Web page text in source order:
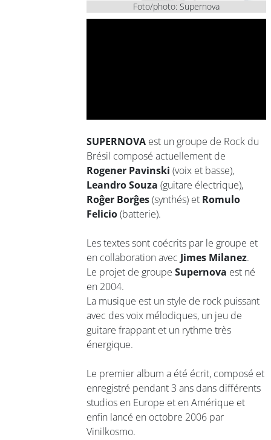
Foto/photo: Supernova
SUPERNOVA est un groupe de Rock du
Brésil composé actuellement de
Rogener Pavinski (voix et basse),
Leandro Souza (guitare électrique),
Roĝer Borĝes(synthés) et Romulo
Felicio(batterie).
Les textes sont coécrits par le groupe et
en collaboration avec Jimes Milanez.
Le projet de groupe Supernova est né
en 2004.
La musique est un style de rock puissant
avec des voix mélodiques, un jeu de
guitare frappant et un rythme très
énergique.
Le premier album a été écrit, composé et
enregistré pendant 3 ans dans différents
studios en Europe et en Amérique et
enfin lancé en octobre 2006 par
Vinilkosmo.